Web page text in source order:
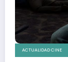
ACTUALIDAD CINE